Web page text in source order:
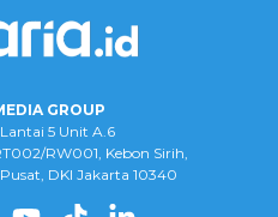
GROUP
5 Unit A.6
RW001, Kebon Sirih,
DKI Jakarta 10340